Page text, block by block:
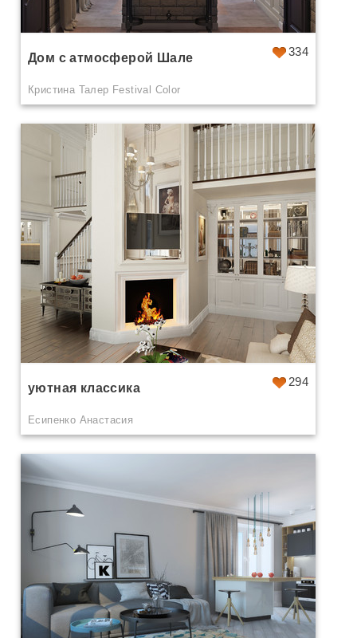
334
Дом с атмосферой Шале
Кристина Талер Festival Color
294
уютная классика
Есипенко Анастасия